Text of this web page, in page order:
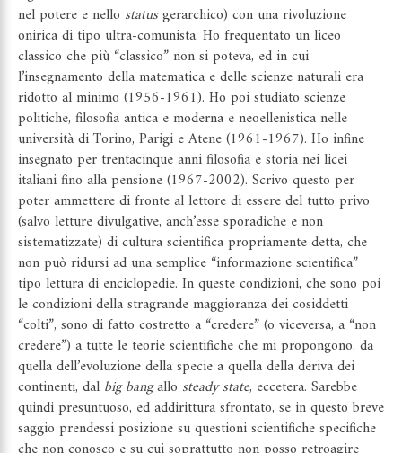
nel potere e nello statusgerarchico) con una rivoluzione
onirica di tipo ultra-comunista. Ho frequentato un liceo
classico che più “classico” non si poteva, ed in cui
l’insegnamento della matematica e delle scienze naturali era
ridotto al minimo (1956-1961). Ho poi studiato scienze
politiche, filosofia antica e moderna e neoellenistica nelle
università di Torino, Parigi e Atene (1961-1967). Ho infine
insegnato per trentacinque anni filosofia e storia nei licei
italiani fino alla pensione (1967-2002). Scrivo questo per
poter ammettere di fronte al lettore di essere del tutto privo
(salvo letture divulgative, anch’esse sporadiche e non
sistematizzate) di cultura scientifica propriamente detta, che
non può ridursi ad una semplice “informazione scientifica”
tipo lettura di enciclopedie. In queste condizioni, che sono poi
le condizioni della stragrande maggioranza dei cosiddetti
“colti”, sono di fatto costretto a “credere” (o viceversa, a “non
credere”) a tutte le teorie scientifiche che mi propongono, da
quella dell’evoluzione della specie a quella della deriva dei
continenti, dal big bangallo steady state, eccetera. Sarebbe
quindi presuntuoso, ed addirittura sfrontato, se in questo breve
saggio prendessi posizione su questioni scientifiche specifiche